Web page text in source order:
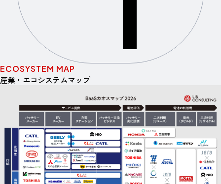
ECOSYSTEM MAP
産業・エコシステムマップ